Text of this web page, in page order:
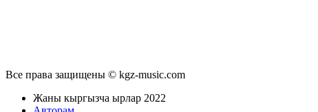
Регулярные обновления, постоянные новинки, большой
в
Мы предоставляем вам бесплатный доступ к первоклассному,
звучанием публикуемых песен, и оперативно устраняет любые
командой и сообщить о проблемах, мешающих вам в
менее довольно таки многофункциональный интерфейс. Вы без
Все права защищены © kgz-music.com
Жаны кыргызча ырлар 2022